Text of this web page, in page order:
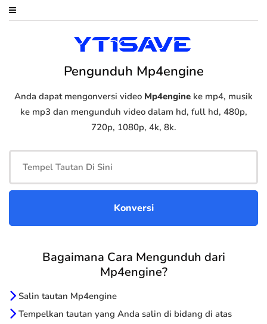
Pengunduh Mp4engine
Anda dapat mengonversi video Mp4engine ke mp4, musik
ke mp3 dan mengunduh video dalam hd, full hd, 480p,
720p, 1080p, 4k, 8k.
Bagaimana Cara Mengunduh dari
Mp4engine?
Salin tautan Mp4engine
Tempelkan tautan yang Anda salin di bidang di atas